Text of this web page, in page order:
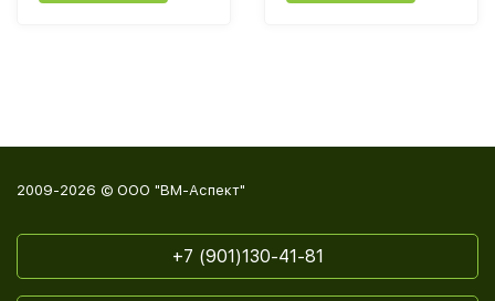
2009-2026 © ООО "ВМ-Аспект"
+7 (901)130-41-81